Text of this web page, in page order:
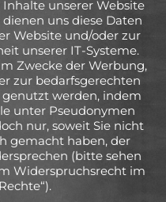
unserer Website
uns diese Daten
Website und/oder zur
unserer IT-Systeme.
Zwecke der Werbung,
zur bedarfsgerechten
werden, indem
unter Pseudonymen
nur, soweit Sie nicht
gemacht haben, der
(bitte sehen
Widerspruchsrecht im